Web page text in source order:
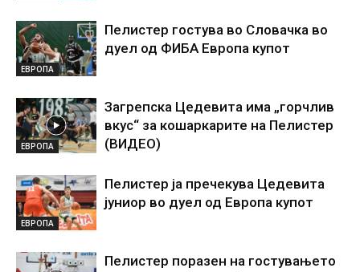
ЕВРОПА
Пелистер гостува во Словачка во
дуел од ФИБА Европа купот
ЕВРОПА
Загрепска Цедевита има „горчлив
вкус“ за кошаркарите на Пелистер
(ВИДЕО)
ЕВРОПА
Пелистер ја пречекува Цедевита
јуниор во дуел од Европа купот
Пелистер поразен на гостувањето